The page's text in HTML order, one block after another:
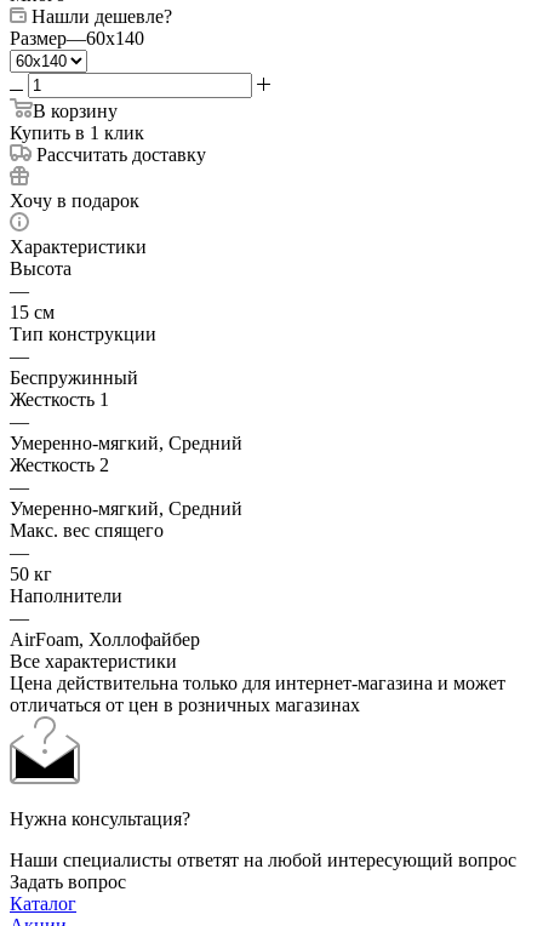
Нашли дешевле?
Размер—60x140
В корзину
Купить в 1 клик
Рассчитать доставку
Хочу в подарок
Характеристики
Высота
—
15 см
Тип конструкции
—
Беспружинный
Жесткость 1
—
Умеренно-мягкий, Средний
Жесткость 2
—
Умеренно-мягкий, Средний
Макс. вес спящего
—
50 кг
Наполнители
—
AirFoam, Холлофайбер
Все характеристики
Цена действительна только для интернет-магазина и может
отличаться от цен в розничных магазинах
Нужна консультация?
Наши специалисты ответят на любой интересующий вопрос
Задать вопрос
Каталог